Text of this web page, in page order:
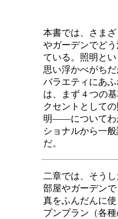
本書では、さま
やガーデンでど
ている。照明と
思い浮かべがち
バラエティにあ
は、まず 4 つの
クセントとして
明――についてわ
ショナルから一
だ。
二章では、そう
部屋やガーデン
真をふんだんに
プンプラン（各